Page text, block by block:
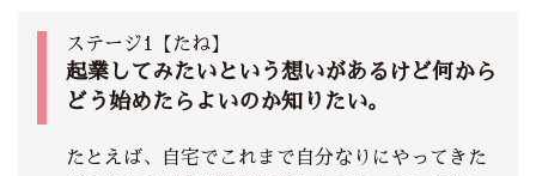
ステージ1【たね】
起業してみたいという想いがあるけど何から
どう始めたらよいのか知りたい。
たとえば、自宅でこれまで自分なりにやってきた